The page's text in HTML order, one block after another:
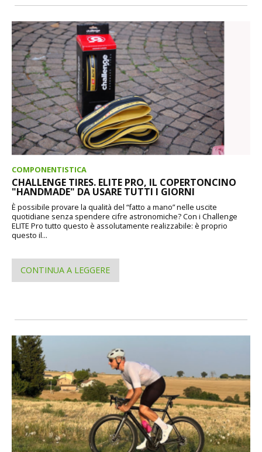
COMPONENTISTICA
CHALLENGE TIRES. ELITE PRO, IL COPERTONCINO
"HANDMADE" DA USARE TUTTI I GIORNI
È possibile provare la qualità del “fatto a mano” nelle uscite
quotidiane senza spendere cifre astronomiche? Con i Challenge
ELITE Pro tutto questo è assolutamente realizzabile: è proprio
questo il...
CONTINUA A LEGGERE